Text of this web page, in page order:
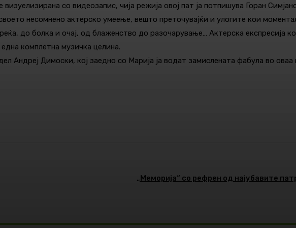
со видеозапис, чија режија овој пат ја потпишува Горан
несомнено актерско умеење, вешто преточувајќи и улогите кои
до болка и очај, од блаженство до разочарување… Актерска експресија
комплетна музичка целина.
Андреј Димоски, кој заедно со Марија ја водат замислената фабула во оваа
„Меморија“ со рефрен од најубавите